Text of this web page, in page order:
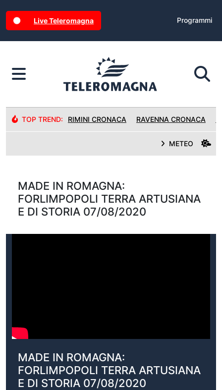
Live Teleromagna Programmi
TOP TREND: RIMINI CRONACA RAVENNA CRONACA
METEO
MADE IN ROMAGNA:
FORLIMPOPOLI TERRA ARTUSIANA
E DI STORIA 07/08/2020
MADE IN ROMAGNA:
FORLIMPOPOLI TERRA ARTUSIANA
E DI STORIA 07/08/2020